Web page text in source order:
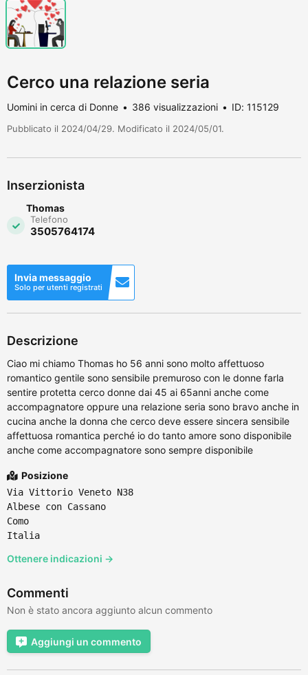
Cerco una relazione seria
Uomini in cerca di Donne 386 visualizzazioni ID: 115129
Pubblicato il 2024/04/29. Modificato il 2024/05/01.
Inserzionista
Thomas
Telefono
3505764174
Invia messaggio
Solo per utenti registrati
Descrizione
Ciao mi chiamo Thomas ho 56 anni sono molto affettuoso
romantico gentile sono sensibile premuroso con le donne farla
sentire protetta cerco donne dai 45 ai 65anni anche come
accompagnatore oppure una relazione seria sono bravo anche in
cucina anche la donna che cerco deve essere sincera sensibile
affettuosa romantica perché io do tanto amore sono disponibile
anche come accompagnatore sono sempre disponibile
Posizione
Via Vittorio Veneto N38
Albese con Cassano
Como
Italia
Ottenere indicazioni →
Commenti
Non è stato ancora aggiunto alcun commento
Aggiungi un commento